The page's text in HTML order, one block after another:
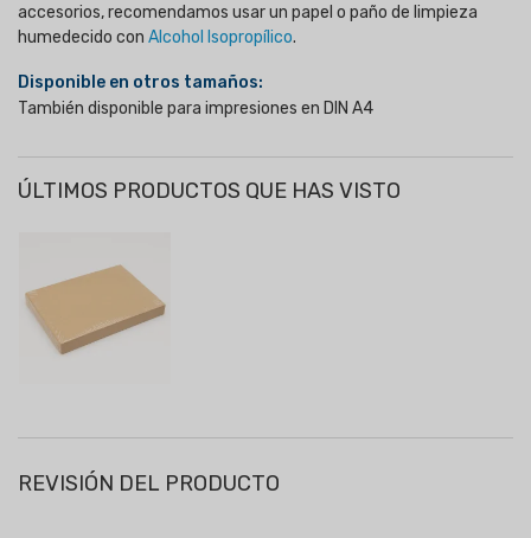
accesorios, recomendamos usar un papel o paño de limpieza
humedecido con Alcohol Isopropílico.
Disponible en otros tamaños:
También disponible para impresiones en DIN A4
ÚLTIMOS PRODUCTOS QUE HAS VISTO
REVISIÓN DEL PRODUCTO